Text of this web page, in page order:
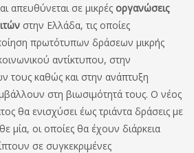
απευθύνεται σε μικρές οργανώσεις
στην Ελλάδα, τις οποίες
πρωτότυπων δράσεων μικρής
αντίκτυπου, στην
καθώς και στην ανάπτυξη
στη βιωσιμότητά τους. Ο νέος
θα ενισχύσει έως τριάντα δράσεις με
μία, οι οποίες θα έχουν διάρκεια
σε συγκεκριμένες